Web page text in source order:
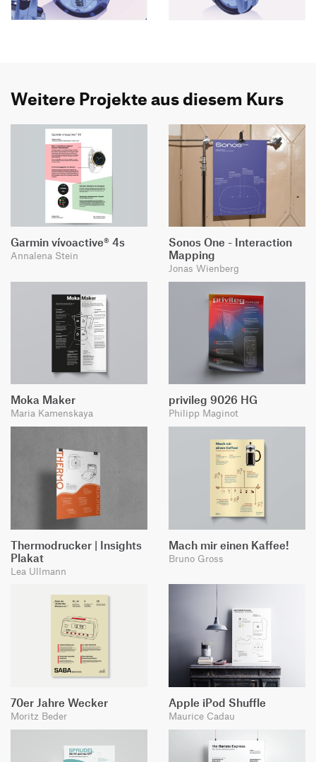
Weitere Projekte aus diesem Kurs
Garmin vívoactive® 4s
Annalena Stein
Sonos One - Interaction
Mapping
Jonas Wienberg
Moka Maker
Maria Kamenskaya
privileg 9026 HG
Philipp Maginot
Thermodrucker | Insights
Plakat
Lea Ullmann
Mach mir einen Kaffee!
Bruno Gross
70er Jahre Wecker
Moritz Beder
Apple iPod Shuffle
Maurice Cadau